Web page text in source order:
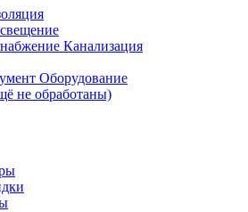
Канализация
Оборудование
не обработаны)